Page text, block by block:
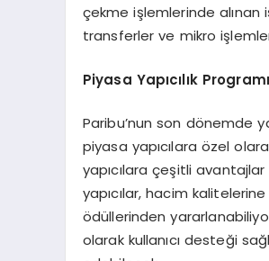
çekme işlemlerinde alınan
transferler ve mikro
Piyasa Yapıcılık
Paribu’nun son dönemde
piyasa yapıcılara özel
yapıcılara çeşitli avantajlar
yapıcılar, hacim
ödüllerinden
olarak kullanıcı desteği